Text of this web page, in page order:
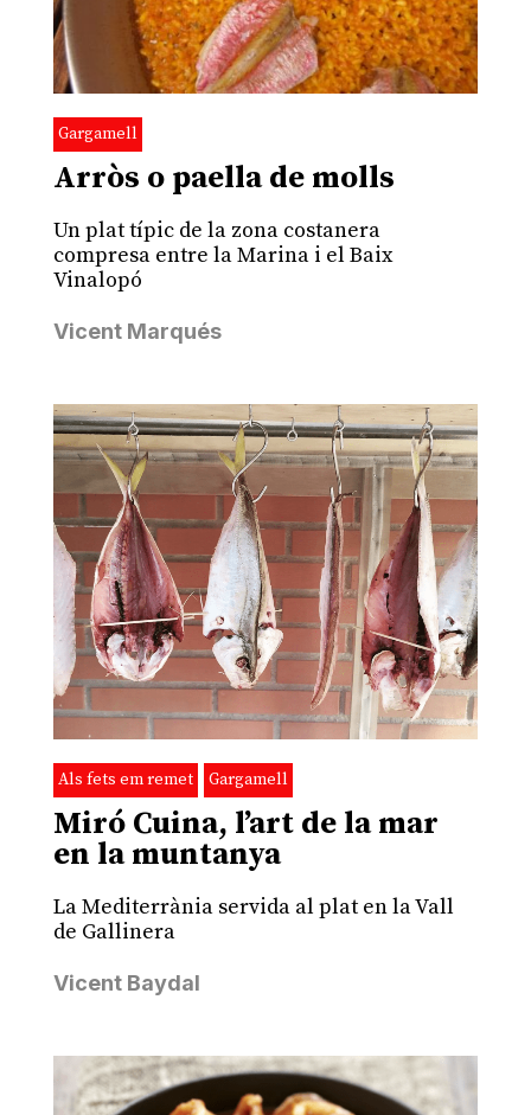
Gargamell
Arròs o paella de molls
Un plat típic de la zona costanera
compresa entre la Marina i el Baix
Vinalopó
Vicent Marqués
Als fets em remet Gargamell
Miró Cuina, l’art de la mar
en la muntanya
La Mediterrània servida al plat en la Vall
de Gallinera
Vicent Baydal